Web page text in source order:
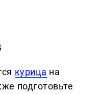
курица на
подготовьте